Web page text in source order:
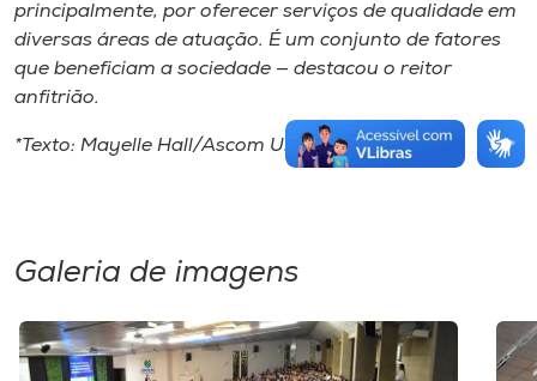
principalmente, por oferecer serviços de qualidade em
diversas áreas de atuação. É um conjunto de fatores
que beneficiam a sociedade — destacou o reitor
anfitrião.
*Texto: Mayelle Hall/Ascom Unoesc Joaçaba
Galeria de imagens